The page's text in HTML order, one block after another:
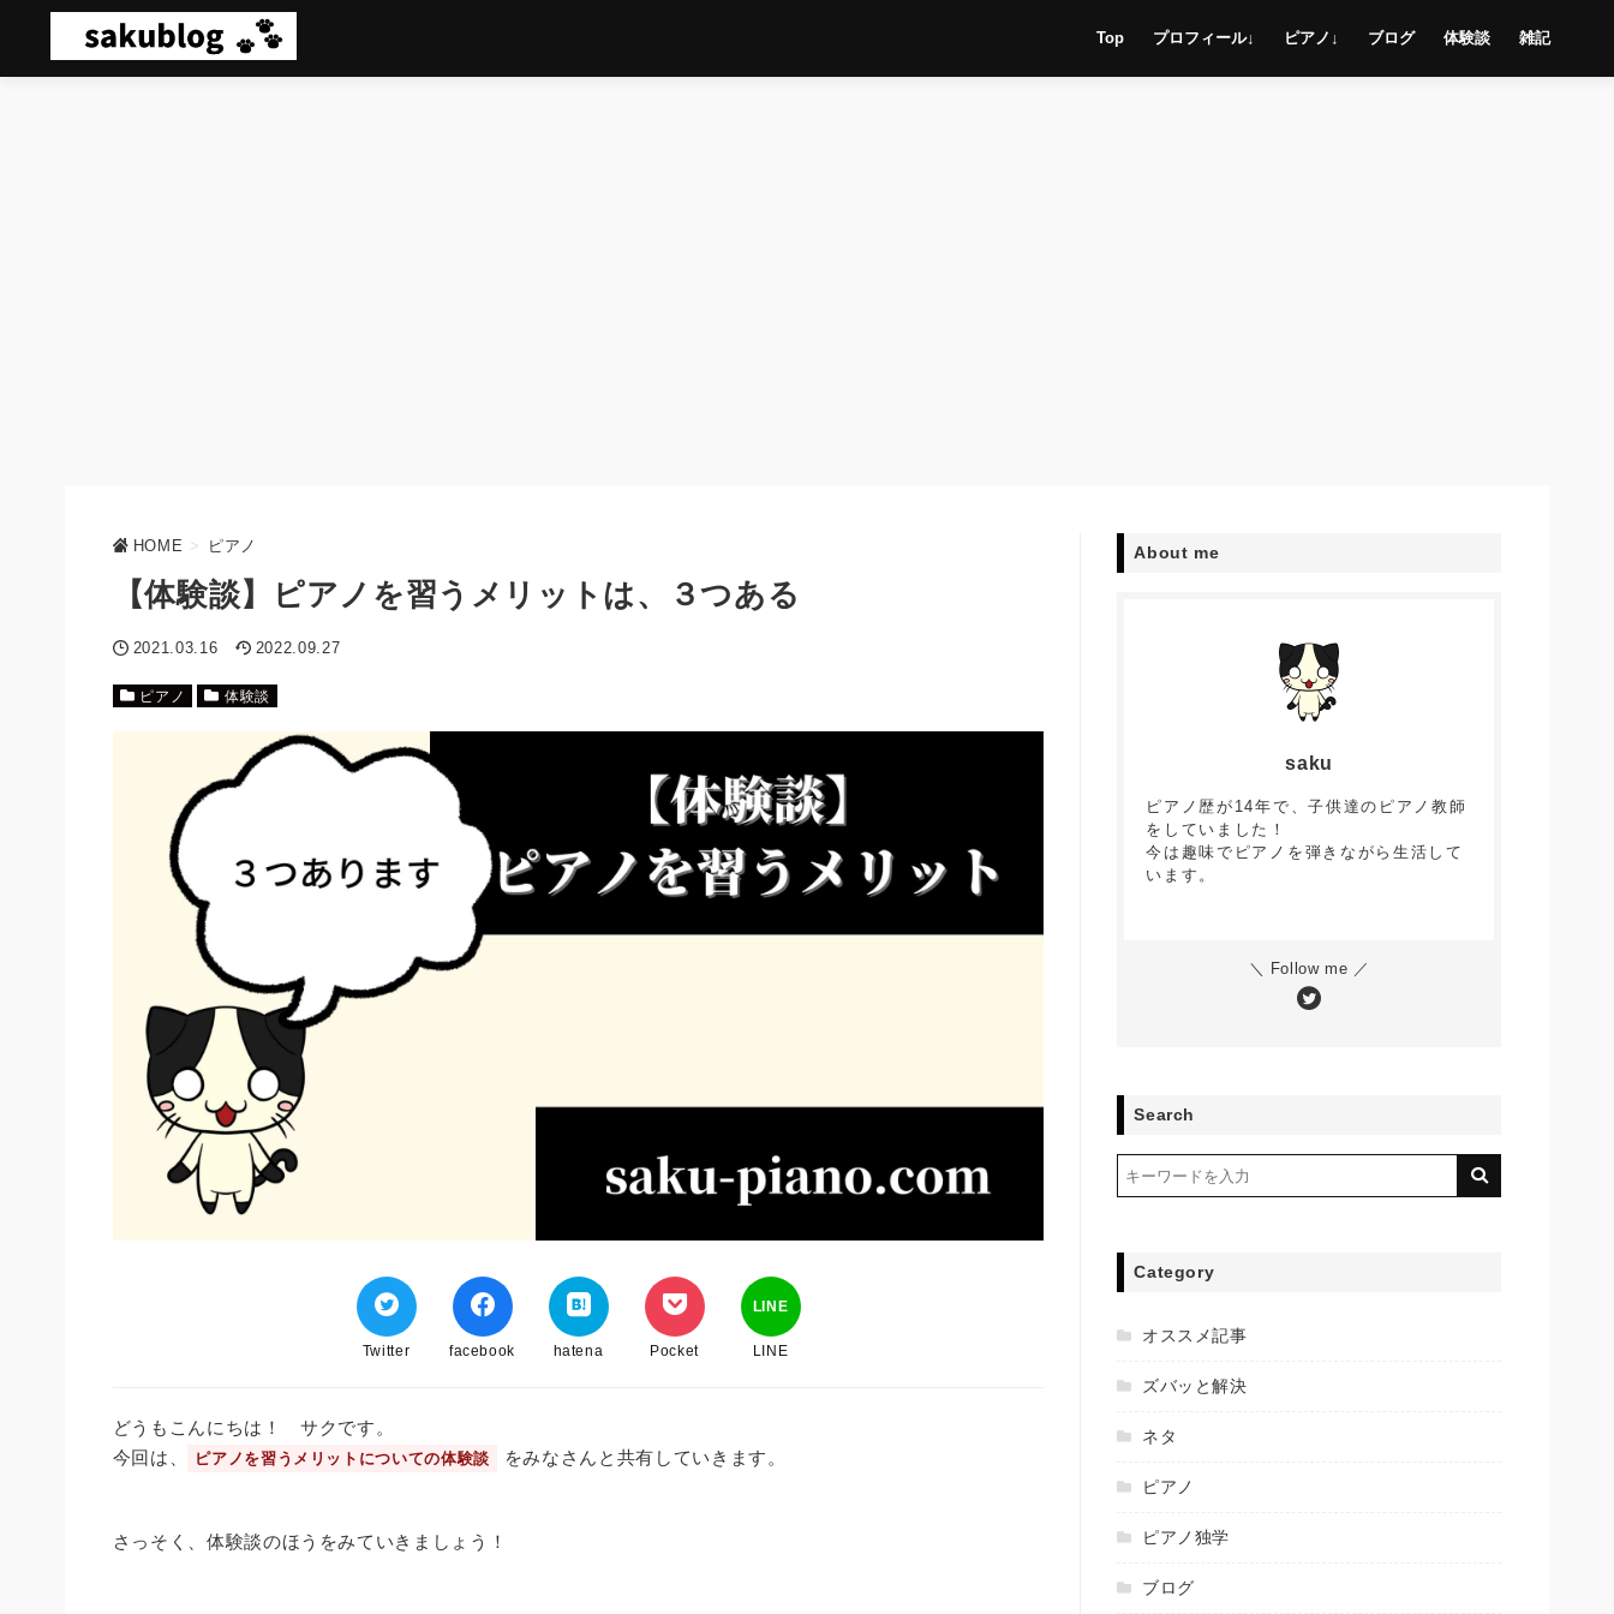
Top プロフィール↓ ピアノ↓ ブログ 体験談 雑記
HOME > ピアノ
【体験談】ピアノを習うメリットは、３つある
2021.03.16 2022.09.27
ピアノ 体験談
Twitter facebook hatena Pocket
LINE
LINE
どうもこんにちは！ サクです。
今回は、
ピアノを習うメリットについての体験談 をみなさんと共有していきます。
さっそく、体験談のほうをみていきましょう！
About me
saku
ピアノ歴が14年で、子供達のピアノ教師
をしていました！
今は趣味でピアノを弾きながら生活して
います。
＼ Follow me ／
Search
Category
オススメ記事
ズバッと解決
ネタ
ピアノ
ピアノ独学
ブログ